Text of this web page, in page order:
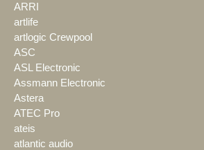
ARRI
artlife
artlogic Crewpool
ASC
ASL Electronic
Assmann Electronic
Astera
ATEC Pro
ateis
atlantic audio